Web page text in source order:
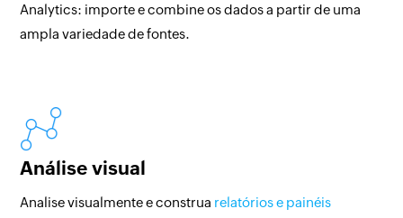
Analytics: importe e combine os dados a partir de uma
ampla variedade de fontes.
Análise visual
Analise visualmente e construa relatórios e painéis